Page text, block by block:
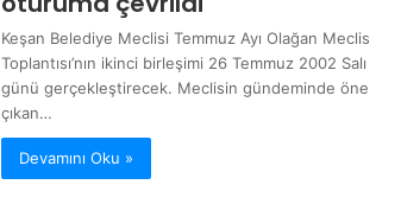
Keşan Belediye Meclisi Temmuz Ayı Olağan Meclis
Toplantısı’nın ikinci birleşimi 26 Temmuz 2002 Salı
günü gerçekleştirecek. Meclisin gündeminde öne
çıkan…
Devamını Oku »